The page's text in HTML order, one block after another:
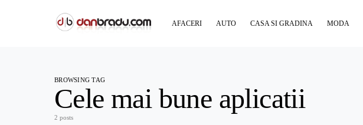
AFACERI AUTO CASA SI GRADINA MODA
BROWSING TAG
Cele mai bune aplicatii
2 posts